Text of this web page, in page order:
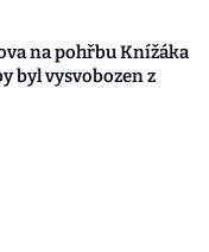
na pohřbu Knížáka
byl vysvobozen z